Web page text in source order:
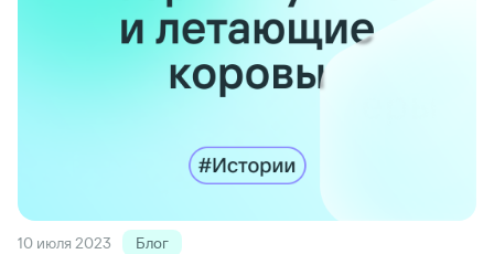
10 июля 2023 Блог